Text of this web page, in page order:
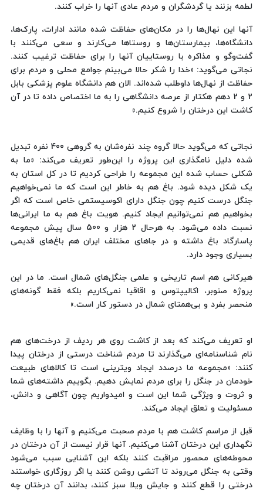
لطمه بزنند یا گردشگران و مردم عادی آنها را خراب کنند.
آنها این نهال‌ها را در مکان‌های حفاظت شده مانند ادارات، پارک‌ها،
دانشگاه‌ها، بیمارستان‌ها و روستاها می‌کارند و سعی می‌کنند با
گفت‌و‌گو و مذاکره با روستاییان آنها را برای حفاظت ترغیب کنند.
نجاتی می‌گوید: «خدا را شکر حالا می‌بینم جوامع محلی و مردم برای
حفاظت از نهال‌ها داوطلب شده‌اند. الان هم دانشگاه علوم پزشکی بابل
2 و 2 دهم هکتار از عرصه دانشگاهی را به ما اختصاص داده تا در آن
کاشت این درختان را شروع کنیم.»
نجاتی که می‌گوید حالا گروه چند نفره‌شان به گروهی 400 نفره تبدیل
شده دلیل نامگذاری این پروژه را این‌طور تعریف می‌کند: «ما به
شکلی حساب شده این مجموعه را طراحی کردیم تا در کل استان به
یک شکل دیده شود. باغ هم به خاطر این است که ما نمی‌خواهیم
جنگل درست کنیم چون جنگل دارای اکوسیستمی خاص است که اگر
بخواهیم هم نمی‌توانیم ایجاد کنیم. هویت باغ هم به ما ایرانی‌ها
نسبت داده می‌شود. به هرحال 2 هزار و 500 سال پیش مجموعه
پاسارگاد باغ داشته و در جاهای مختلف ایران هم باغ‌های قدیمی
بسیاری وجود دارد.
هیرکانی هم اسم تاریخی و علمی جنگل‌های شمال است. ما در این
پروژه صنوبر، اکالیپتوس و اقاقیا نمی‌کاریم بلکه فقط گونه‌های
منحصر بفرد و بی‌همتای شمال در دستور کار است.»
او تعریف می‌کند که بعد از کاشت روی هر ردیف از درخت‌های هم
نام شناسنامه‌ای می‌گذارند تا مردم شناخت درستی از درختان پیدا
کنند: «مجموعه ما درصدد ایجاد ویترینی است تا کالاهای طبیعت
خودمان در جنگل را برای مردم نمایش دهیم. بگوییم داشته‌های شما
و ثروت و ویژگی شما این است و امیدواریم چون آگاهی و دانش،
مسئولیت و تعلق ایجاد می‌کند.
قبل از مراسم کاشت هم با مردم صحبت می‌کنیم و آنها را با وظایف
نگهداری این درختان آشنا می‌کنیم. آنها قرار نیست از آن درختان در
محوطه‌های محصور مراقبت کنند بلکه این آشنایی سبب می‌شود
وقتی به جنگل می‌روند تا آتشی روشن کنند یا اگر روزگاری خواستند
درختی را قطع کنند و جایش ویلا سبز کنند، بدانند آن درختان چه